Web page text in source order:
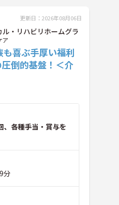
更新日：2026年08月06日
・リハビリホームグラ
ア
も喜ぶ手厚い福利
倒的基盤！＜介
各種手当・賞与を
分